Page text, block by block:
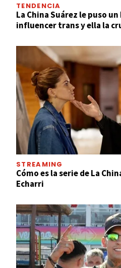
TENDENCIA
La China Suárez le puso
influencer trans y ella la
STREAMING
Cómo es la serie de La
Echarri